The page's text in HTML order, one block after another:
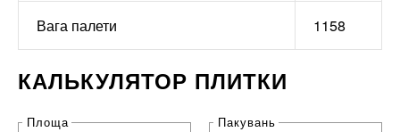
Вага палети 1158
КАЛЬКУЛЯТОР ПЛИТКИ
Площа Пакувань